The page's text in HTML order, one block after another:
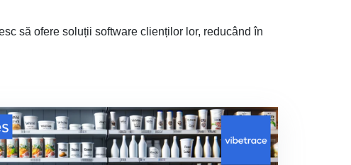
să ofere soluții software clienților lor, reducând în